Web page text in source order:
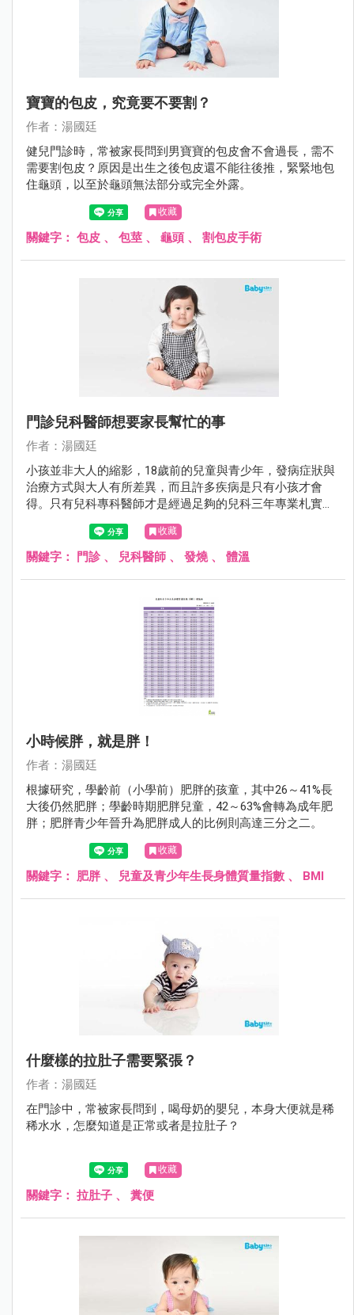
寶寶的包皮，究竟要不要割？
作者：湯國廷
健兒門診時，常被家長問到男寶寶的包皮會不會過長，需不
需要割包皮？原因是出生之後包皮還不能往後推，緊緊地包
住龜頭，以至於龜頭無法部分或完全外露。
收藏
關鍵字： 包皮 、 包莖 、 龜頭 、 割包皮手術
門診兒科醫師想要家長幫忙的事
作者：湯國廷
小孩並非大人的縮影，18歲前的兒童與青少年，發病症狀與
治療方式與大人有所差異，而且許多疾病是只有小孩才會
得。只有兒科專科醫師才是經過足夠的兒科三年專業札實訓
練。相較於其他科，兒科醫師對於小兒疾病全身性的評估更
收藏
關鍵字： 門診 、 兒科醫師 、 發燒、 體溫
小時候胖，就是胖！
作者：湯國廷
根據研究，學齡前（小學前）肥胖的孩童，其中26～41%長
大後仍然肥胖；學齡時期肥胖兒童，42～63%會轉為成年肥
胖；肥胖青少年晉升為肥胖成人的比例則高達三分之二。
收藏
關鍵字： 肥胖、 兒童及青少年生長身體質量指數 、 BMI
什麼樣的拉肚子需要緊張？
作者：湯國廷
在門診中，常被家長問到，喝母奶的嬰兒，本身大便就是稀
稀水水，怎麼知道是正常或者是拉肚子？
收藏
關鍵字： 拉肚子 、 糞便